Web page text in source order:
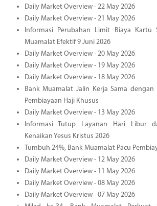
Daily Market Overview - 22 May 2026
Daily Market Overview - 21 May 2026
Informasi Perubahan Limit Biaya Kartu
Muamalat Efektif 9 Juni 2026
Daily Market Overview - 20 May 2026
Daily Market Overview - 19 May 2026
Daily Market Overview - 18 May 2026
Bank Muamalat Jalin Kerja Sama
Pembiayaan Haji Khusus
Daily Market Overview - 13 May 2026
Informasi Tutup Layanan Hari Libur
Kenaikan Yesus Kristus 2026
Tumbuh 24%, Bank Muamalat Pacu
Daily Market Overview - 12 May 2026
Daily Market Overview - 11 May 2026
Daily Market Overview - 08 May 2026
Daily Market Overview - 07 May 2026